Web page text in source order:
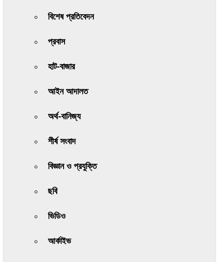
বিশেষ প্রতিবেদন
প্রবাস
হাট-বাজার
আইন আদালত
অর্থ-বানিজ্য
শীর্ষ সংবাদ
বিজ্ঞান ও প্রযুক্তি
ছবি
ভিডিও
আর্কাইভ